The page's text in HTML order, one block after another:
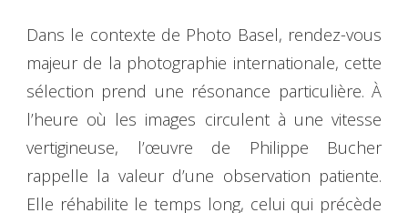
Dans le contexte de Photo Basel, rendez-vous
majeur de la photographie internationale, cette
sélection prend une résonance particulière. À
l’heure où les images circulent à une vitesse
vertigineuse, l’œuvre de Philippe Bucher
rappelle la valeur d’une observation patiente.
Elle réhabilite le temps long, celui qui précède